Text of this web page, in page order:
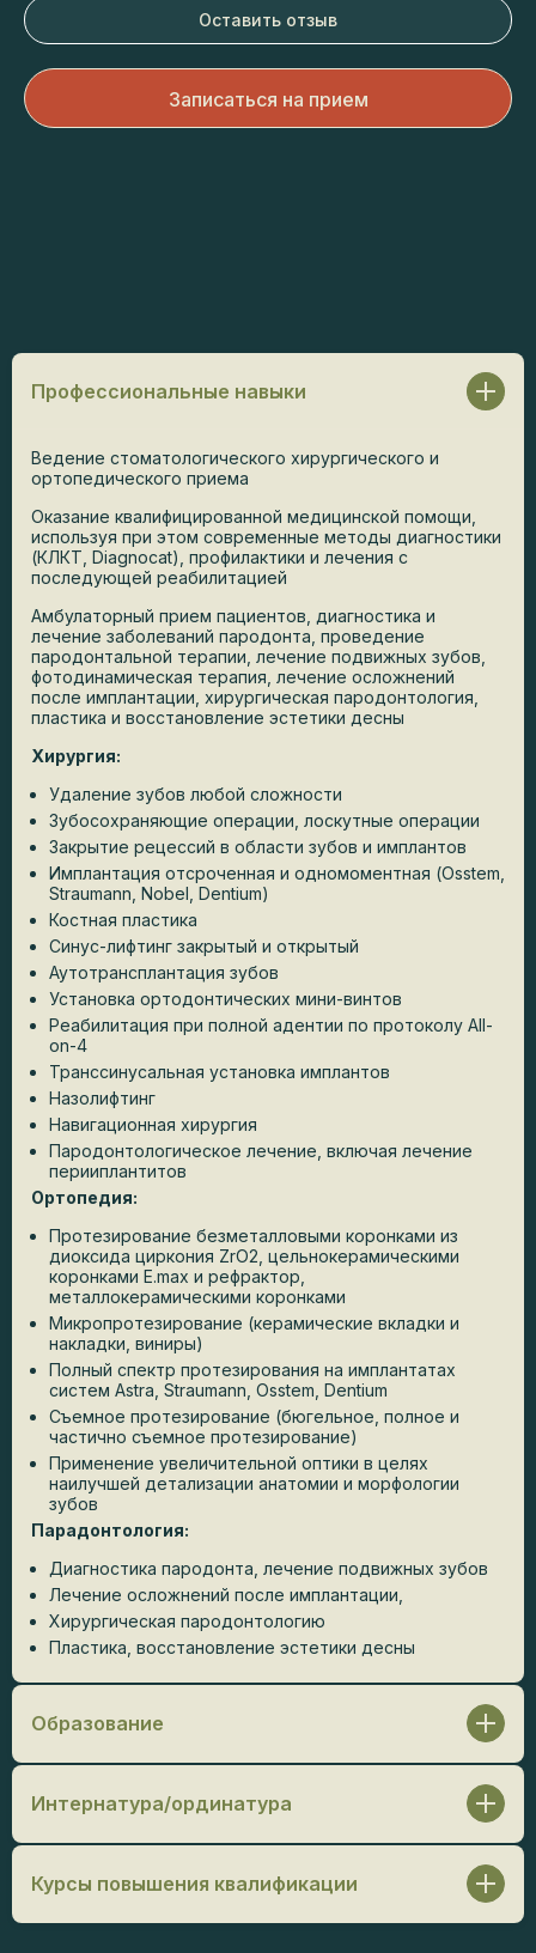
Оставить отзыв
Записаться на прием
Профессиональные навыки
Ведение стоматологического хирургического и
ортопедического приема
Оказание квалифицированной медицинской помощи,
используя при этом современные методы диагностики
(КЛКТ, Diagnocat), профилактики и лечения с
последующей реабилитацией
Амбулаторный прием пациентов, диагностика и
лечение заболеваний пародонта, проведение
пародонтальной терапии, лечение подвижных зубов,
фотодинамическая терапия, лечение осложнений
после имплантации, хирургическая пародонтология,
пластика и восстановление эстетики десны
Хирургия:
Удаление зубов любой сложности
Зубосохраняющие операции, лоскутные операции
Закрытие рецессий в области зубов и имплантов
Имплантация отсроченная и одномоментная (Osstem,
Straumann, Nobel, Dentium)
Костная пластика
Синус-лифтинг закрытый и открытый
Аутотрансплантация зубов
Установка ортодонтических мини-винтов
Реабилитация при полной адентии по протоколу All-
on-4
Транссинусальная установка имплантов
Назолифтинг
Навигационная хирургия
Пародонтологическое лечение, включая лечение
перииплантитов
Ортопедия:
Протезирование безметалловыми коронками из
диоксида циркония ZrO2, цельнокерамическими
коронками E.max и рефрактор,
металлокерамическими коронками
Микропротезирование (керамические вкладки и
накладки, виниры)
Полный спектр протезирования на имплантатах
систем Astra, Straumann, Osstem, Dentium
Съемное протезирование (бюгельное, полное и
частично съемное протезирование)
Применение увеличительной оптики в целях
наилучшей детализации анатомии и морфологии
зубов
Парадонтология:
Диагностика пародонта, лечение подвижных зубов
Лечение осложнений после имплантации,
Хирургическая пародонтологию
Пластика, восстановление эстетики десны
Образование
ФГБОУ ВО МГМСУ им. А. И. Евдокимова /
Стоматология, 2016 г.
Интернатура/ординатура
Ординатура:РУДН / Хирургическая стоматология,
Ординатура:
ЦГМА / Ортопедическая стоматология,
2025 г.
Курсы повышения квалификации